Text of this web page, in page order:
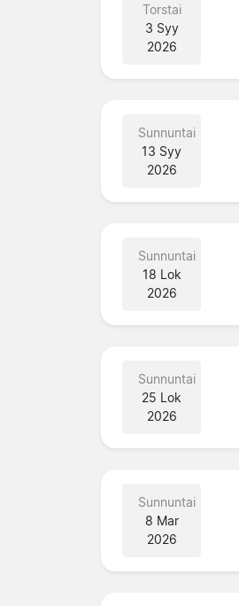
Torstai
3 Syy
2026
Sunnuntai
13 Syy
2026
Sunnuntai
18 Lok
2026
Sunnuntai
25 Lok
2026
Sunnuntai
8 Mar
2026